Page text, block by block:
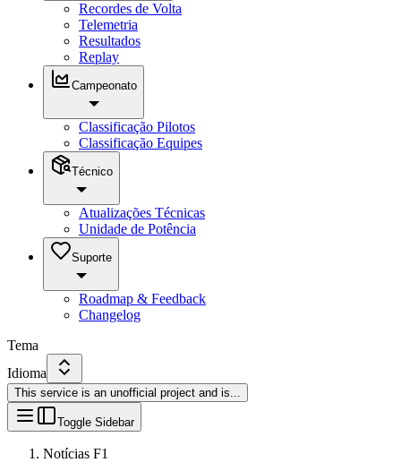
Recordes de Volta
Telemetria
Resultados
Replay
Campeonato
Classificação Pilotos
Classificação Equipes
Técnico
Atualizações Técnicas
Unidade de Potência
Suporte
Roadmap & Feedback
Changelog
Tema
Idioma
This service is an unofficial project and is...
Toggle Sidebar
Notícias F1